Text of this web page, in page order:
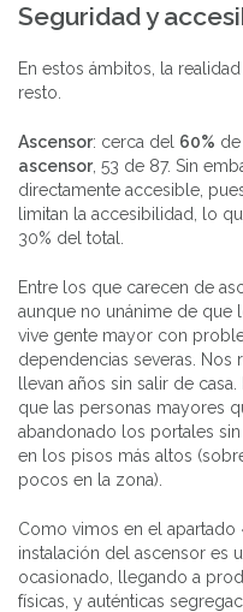
Seguridad y
En estos ámbitos, la
resto.
Ascensor: cerca del 60%
ascensor, 53 de 87. Sin
directamente accesible,
limitan la accesibilidad, lo
30% del total.
Entre los que carecen de
aunque no unánime de que
vive gente mayor con
dependencias severas. Nos
llevan años sin salir de
que las personas mayores
abandonado los portales
en los pisos más altos
pocos en la zona).
Como vimos en el
instalación del ascensor es
ocasionado, llegando a
físicas, y auténticas